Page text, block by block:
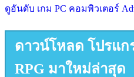
ดูอันดับ เกม PC คอมพิวเตอร์
ดาวน์โหลด โปรแก
RPG มาใหม่ล่าสุด